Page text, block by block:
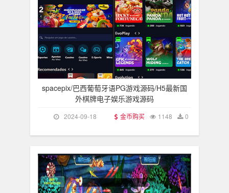
spacepix/巴西葡萄牙语PG游戏源码/H5最新国
外棋牌电子娱乐游戏源码
2024-09-18 0
1148
金币购买